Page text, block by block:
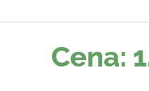
Cena: